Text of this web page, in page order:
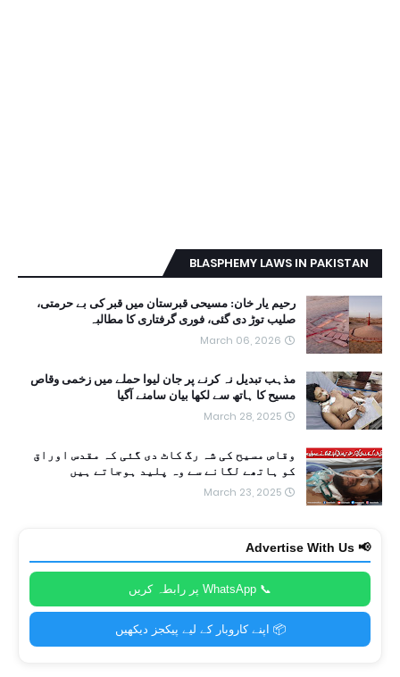
BLASPHEMY LAWS IN PAKISTAN
رحیم یار خان: مسیحی قبرستان میں قبر کی بے حرمتی،
صلیب توڑ دی گئی، فوری گرفتاری کا مطالبہ
March 06, 2026
مذہب تبدیل نہ کرنے پر جان لیوا حملے میں زخمی وقاص
مسیح کا ہاتھ سے لکھا بیان سامنے آگیا
March 28, 2025
وقاص مسیح کی شہ رگ کاٹ دی گئی کہ مقدس اوراق
کو ہاتھے لگانے سے وہ پلید ہوجاتے ہیں
March 23, 2025
📢 Advertise With Us
📞 WhatsApp پر رابطہ کریں
📦 اپنے کاروبار کے لیے پیکجز دیکھیں